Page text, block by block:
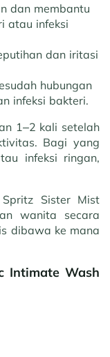
dan membantu
atau infeksi
dan iritasi
hubungan
infeksi bakteri.
1–2 kali setelah
Bagi yang
infeksi ringan,
Sister Mist
wanita secara
dibawa ke mana
Intimate Wash